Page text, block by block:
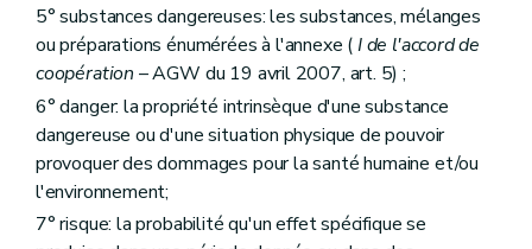
5° substances dangereuses: les substances, mélanges
ou préparations énumérées à l'annexe (I de l'accord de
coopération – AGW du 19 avril 2007, art. 5) ;
6° danger: la propriété intrinsèque d'une substance
dangereuse ou d'une situation physique de pouvoir
provoquer des dommages pour la santé humaine et/ou
l'environnement;
7° risque: la probabilité qu'un effet spécifique se